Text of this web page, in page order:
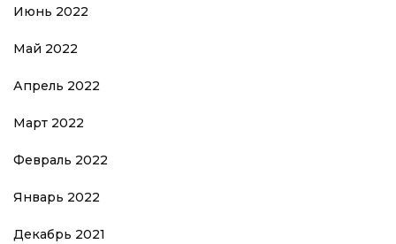
Июнь 2022
Май 2022
Апрель 2022
Март 2022
Февраль 2022
Январь 2022
Декабрь 2021